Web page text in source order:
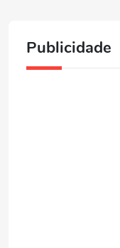
Publicidade